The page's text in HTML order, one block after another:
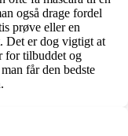
også drage fordel
prøve eller en
Det er dog vigtigt at
for tilbuddet og
får den bedste